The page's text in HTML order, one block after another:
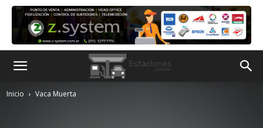
Inicio Vaca Muerta